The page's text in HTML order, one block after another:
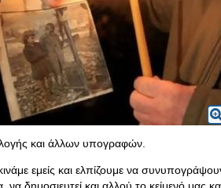
και άλλων υπογραφών.
εμείς και ελπίζουμε να